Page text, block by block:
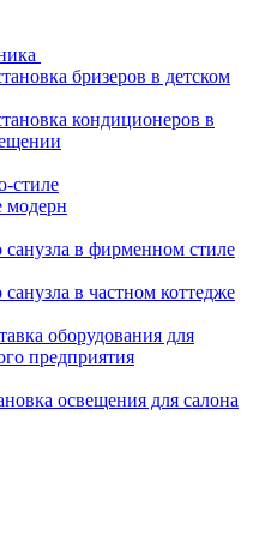
бризеров в детском
кондиционеров в
стиле
модерн
санузла в фирменном стиле
в частном коттедже
оборудования для
предприятия
освещения для салона